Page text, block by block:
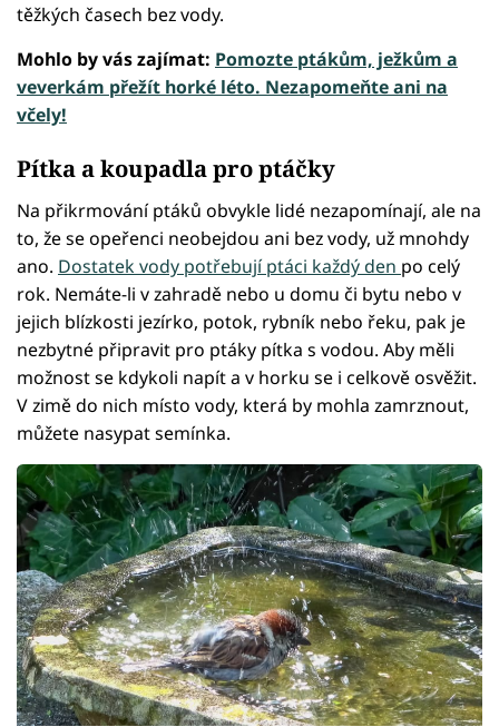
těžkých časech bez vody.
Mohlo by vás zajímat: Pomozte ptákům, ježkům a
veverkám přežít horké léto. Nezapomeňte ani na
včely!
Pítka a koupadla pro ptáčky
Na přikrmování ptáků obvykle lidé nezapomínají, ale na
to, že se opeřenci neobejdou ani bez vody, už mnohdy
ano. Dostatek vody potřebují ptáci každý den po celý
rok. Nemáte-li v zahradě nebo u domu či bytu nebo v
jejich blízkosti jezírko, potok, rybník nebo řeku, pak je
nezbytné připravit pro ptáky pítka s vodou. Aby měli
možnost se kdykoli napít a v horku se i celkově osvěžit.
V zimě do nich místo vody, která by mohla zamrznout,
můžete nasypat semínka.